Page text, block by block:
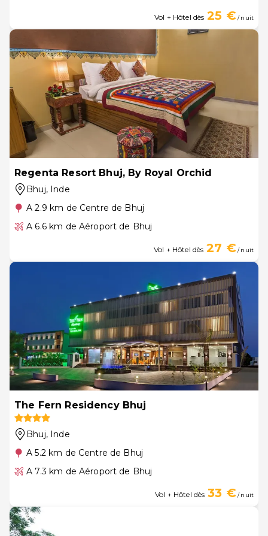
Vol + Hôtel dès 25 €/ nuit
Regenta Resort Bhuj, By Royal Orchid
Bhuj, Inde
A 2.9 km de Centre de Bhuj
A 6.6 km de Aéroport de Bhuj
Vol + Hôtel dès 27 €/ nuit
The Fern Residency Bhuj
Bhuj, Inde
A 5.2 km de Centre de Bhuj
A 7.3 km de Aéroport de Bhuj
Vol + Hôtel dès 33 €/ nuit